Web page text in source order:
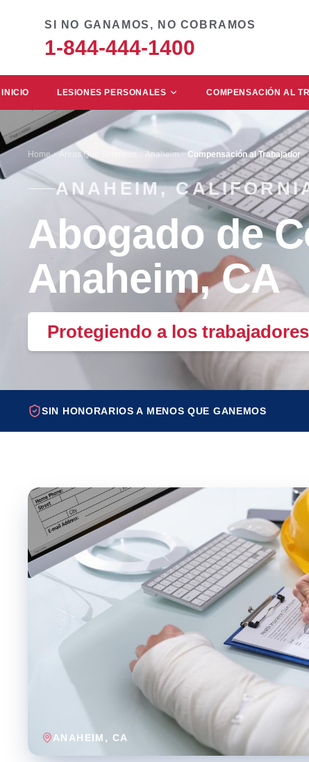
SI NO GANAMOS, NO COBRAMOS
1-844-444-1400
INICIO LESIONES PERSONALES COMPENSACIÓN AL
Home Áreas Que Servimos Anaheim Compensación al Trabajador
ANAHEIM,
Abogado de
Anaheim, CA
Protegiendo a los
SIN HONORARIOS A MENOS QUE GANEMOS
ANAHEIM , CA